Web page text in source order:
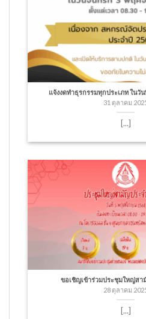
แจ้งงดทำธุรกรรมทุกประเภท ในวั
31 ตุลาคม
[...]
ขอเชิญเข้าร่วมประชุมใหญ่สา
28 ตุลาคม
[...]